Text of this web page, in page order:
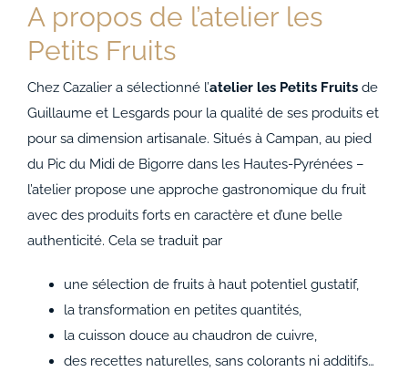
A propos de l’atelier les
Petits Fruits
Chez Cazalier a sélectionné l’atelier les Petits Fruitsde
Guillaume et Lesgards pour la qualité de ses produits et
pour sa dimension artisanale. Situés à Campan, au pied
du Pic du Midi de Bigorre dans les Hautes-Pyrénées –
l’atelier propose une approche gastronomique du fruit
avec des produits forts en caractère et d’une belle
authenticité. Cela se traduit par
une sélection de fruits à haut potentiel gustatif,
la transformation en petites quantités,
la cuisson douce au chaudron de cuivre,
des recettes naturelles, sans colorants ni additifs…